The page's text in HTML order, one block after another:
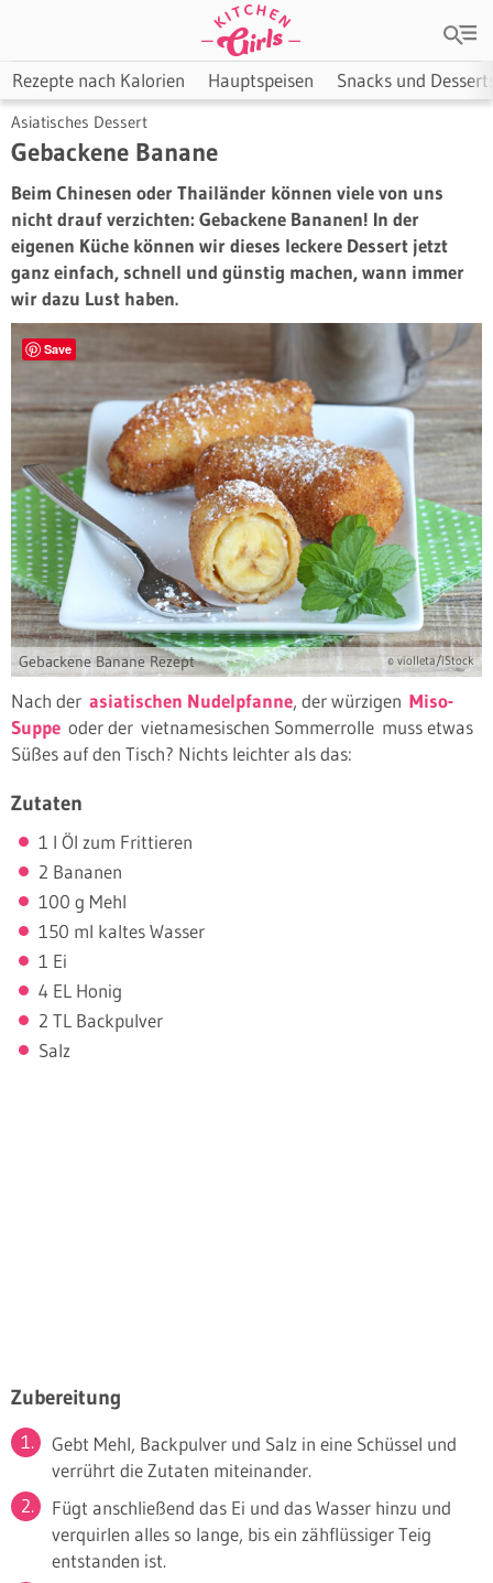
Rezepte nach Kalorien Hauptspeisen Snacks und
Asiatisches Dessert
Gebackene Banane
Beim Chinesen oder Thailänder können viele von uns
nicht drauf verzichten: Gebackene Bananen! In der
eigenen Küche können wir dieses leckere Dessert jetzt
ganz einfach, schnell und günstig machen, wann immer
wir dazu Lust haben.
Save
Gebackene Banane Rezept © violleta/iStock
Nach der asiatischen Nudelpfanne, der würzigen Miso-
Suppe oder der vietnamesischen Sommerrolle muss etwas
Süßes auf den Tisch? Nichts leichter als das:
Zutaten
1 l Öl zum Frittieren
2 Bananen
100 g Mehl
150 ml kaltes Wasser
1 Ei
4 EL Honig
2 TL Backpulver
Salz
Zubereitung
Gebt Mehl, Backpulver und Salz in eine Schüssel und
verrührt die Zutaten miteinander.
Fügt anschließend das Ei und das Wasser hinzu und
verquirlen alles so lange, bis ein zähflüssiger Teig
entstanden ist.